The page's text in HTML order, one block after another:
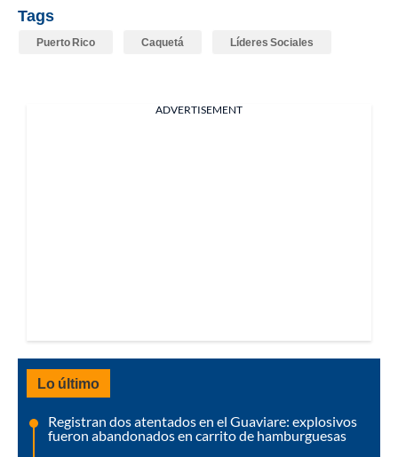
Tags
Puerto Rico Caquetá Líderes Sociales
ADVERTISEMENT
Lo último
Registran dos atentados en el Guaviare: explosivos
fueron abandonados en carrito de hamburguesas